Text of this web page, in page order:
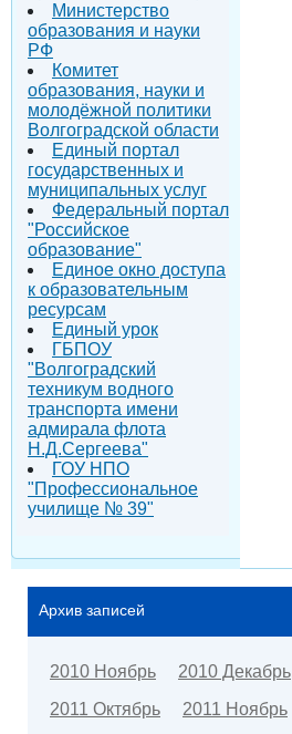
Министерство
образования и науки
РФ
Комитет
образования, науки и
молодёжной политики
Волгоградской области
Единый портал
государственных и
муниципальных услуг
Федеральный портал
"Российское
образование"
Единое окно доступа
к образовательным
ресурсам
Единый урок
ГБПОУ
"Волгоградский
техникум водного
транспорта имени
адмирала флота
Н.Д.Сергеева"
ГОУ НПО
"Профессиональное
училище № 39"
Архив записей
2010 Ноябрь 2010 Декабрь
2011 Октябрь
2011 Ноябрь